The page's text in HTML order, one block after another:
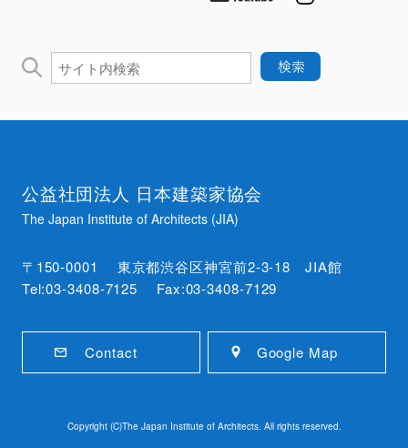
公益社団法人 日本建築家協会
The Japan Institute of Architects (JIA)
〒150-0001 東京都渋谷区神宮前2-3-18 JIA館
Tel:03-3408-7125 Fax:03-3408-7129
Contact Google Map
Copyright (C)The Japan Institute of Architects. All rights reserved.